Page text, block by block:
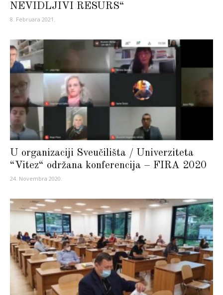
NEVIDLJIVI RESURS“
8. Februara 2021.
U organizaciji Sveučilišta / Univerziteta
“Vitez“ održana konferencija – FIRA 2020
24. Novembra 2020.